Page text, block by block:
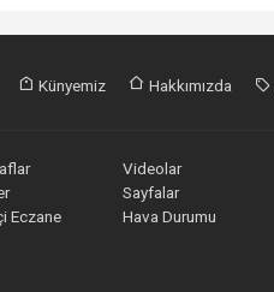
Künyemiz Hakkımızda
Videolar
Sayfalar
Eczane
Hava Durumu